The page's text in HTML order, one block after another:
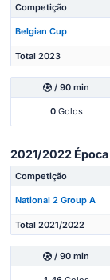
Competição
Belgian Cup
Total 2023
/ 90 min
0Golos
2021/2022 Época
Competição
National 2 Group A
Total 2021/2022
/ 90 min